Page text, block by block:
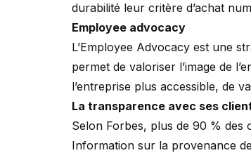
durabilité leur critère d’achat
Employee advocacy
L’Employee Advocacy est une
permet de valoriser l’image de
l’entreprise plus accessible, de
La transparence avec ses
Selon Forbes, plus de 90 % des
Information sur la provenance